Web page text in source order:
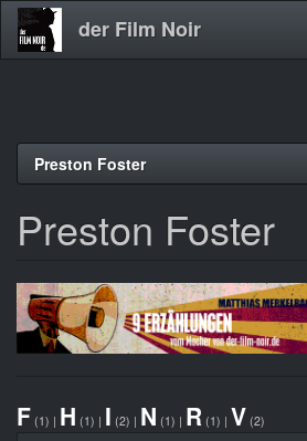
Direkt
der Film Noir
Preston Foster
Preston Foster
F (1) | H (1) | I (2) | N (1) | R (1) | V (2)